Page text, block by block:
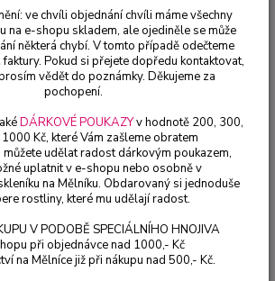
Grandiflorum, vzpřímený - cena za kus v 3-
Grandiflorum,
cena za kus v 3-
ve chvíli objednání chvíli máme všechny
na e-shopu skladem, ale ojediněle se může
některá chybí. V tomto případě odečteme
Pokud si přejete dopředu kontaktovat,
vědět do poznámky. Děkujeme za
pochopení.
DÁRKOVÉ POUKAZYv hodnotě 200, 300,
Kč, které Vám zašleme obratem
udělat radost dárkovým poukazem,
uplatnit v e-shopu nebo osobně v
na Mělníku. Obdarovaný si jednoduše
rostliny, které mu udělají radost.
V PODOBĚ SPECIÁLNÍHO HNOJIVA
při objednávce nad 1000,- Kč
na Mělníce již při nákupu nad 500,- Kč.